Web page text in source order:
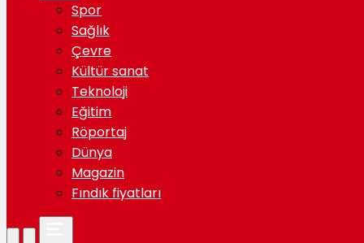
Spor
Sağlık
Çevre
Kültür sanat
Teknoloji
Eğitim
Röportaj
Dünya
Magazin
Fındık fiyatları